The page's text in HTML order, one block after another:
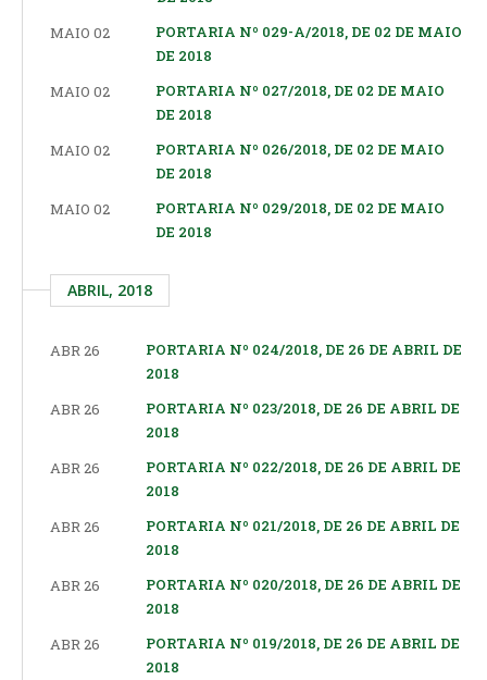
MAIO 02
PORTARIA Nº 029-A/2018, DE 02 DE MAIO
DE 2018
MAIO 02
PORTARIA Nº 027/2018, DE 02 DE MAIO
DE 2018
MAIO 02
PORTARIA Nº 026/2018, DE 02 DE MAIO
DE 2018
MAIO 02
PORTARIA Nº 029/2018, DE 02 DE MAIO
DE 2018
ABRIL, 2018
ABR 26
PORTARIA Nº 024/2018, DE 26 DE ABRIL DE
2018
ABR 26
PORTARIA Nº 023/2018, DE 26 DE ABRIL DE
2018
ABR 26
PORTARIA Nº 022/2018, DE 26 DE ABRIL DE
2018
ABR 26
PORTARIA Nº 021/2018, DE 26 DE ABRIL DE
2018
ABR 26
PORTARIA Nº 020/2018, DE 26 DE ABRIL DE
2018
ABR 26
PORTARIA Nº 019/2018, DE 26 DE ABRIL DE
2018